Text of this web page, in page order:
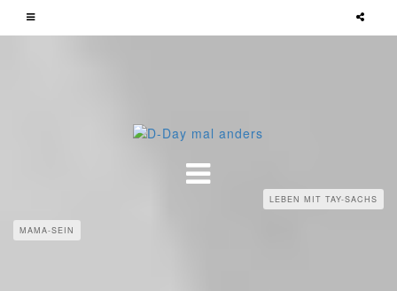
LEBEN MIT TAY-SACHS
MAMA-SEIN